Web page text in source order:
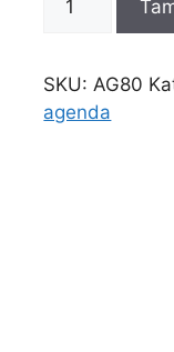
Tas
Omega
Kode
SKU: AG80
agenda